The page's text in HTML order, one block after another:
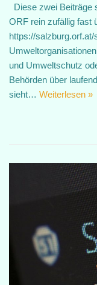
Diese zwei Beiträge
ORF rein zufällig fast
https://
und Umweltschutz
Behörden über
sieht… Weiterlesen »